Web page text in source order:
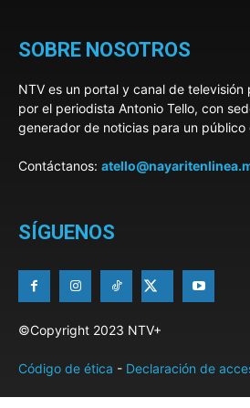
SOBRE NOSOTROS
NTV es un portal y canal de
por el periodista Antonio Tello, con
generador de noticias para un público
Contáctanos:
SÍGUENOS
©Copyright 2023 NTV+
Código de ética - Declaración de